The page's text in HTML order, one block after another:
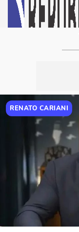
RENATO CARIANI